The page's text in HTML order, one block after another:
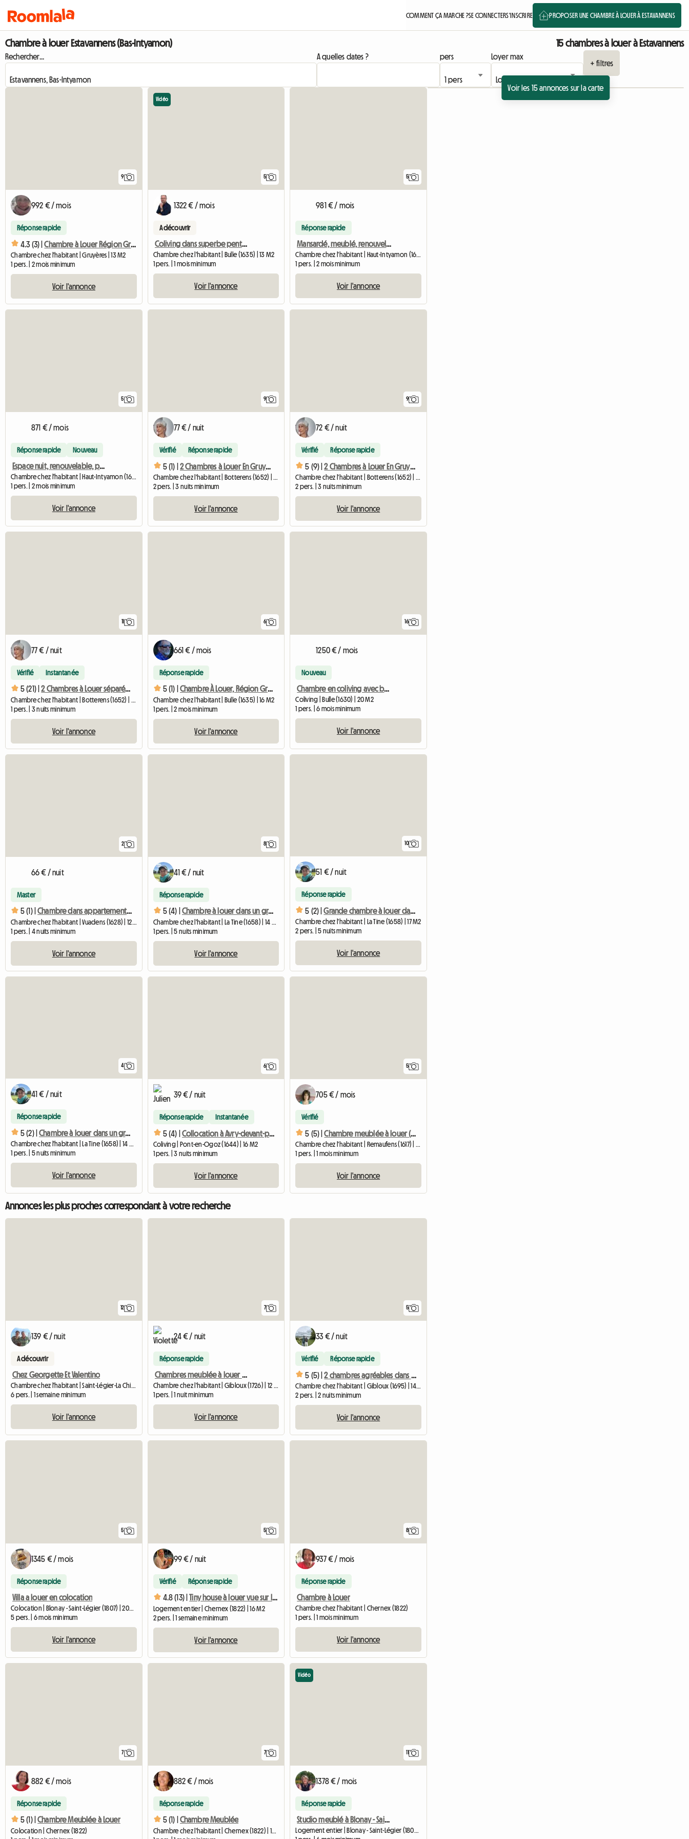
COMMENT ÇA MARCHE ?SE CONNECTERS'INSCRIRE PROPOSER UNE CHAMBRE À LOUER À ESTAVANNENS
Chambre à louer Estavannens (Bas-Intyamon) 15 chambres à louer à Estavannens
Rechercher... A quelles dates ? pers
Loyer max
+ filtres
Voir les 15 annonces sur la carte
9
992 € / mois
Réponse rapide
4.3 (3) | Chambre à Louer Région Gruyèrienne
Chambre chez l'habitant | Gruyères | 13 M2
1 pers. | 2 mois minimum
Voir l'annonce
5
Vidéo
1322 € / mois
A découvrir
Coliving dans superbe penthouse de 130 m². Terrasse avec jacuzzi
Chambre chez l'habitant | Bulle (1635) | 13 M2
1 pers. | 1 mois minimum
Voir l'annonce
5
981 € / mois
Réponse rapide
Mansardé, meublé, renouvelable, flexible, préavis de 1 mois
Chambre chez l'habitant | Haut-Intyamon (1669) | 14 M2
1 pers. | 2 mois minimum
Voir l'annonce
5
871 € / mois
Réponse rapide Nouveau
Espace nuit, renouvelable, préavis d'un mois à 1669 Neirivue
Chambre chez l'habitant | Haut-Intyamon (1669) | 15 M2
1 pers. | 2 mois minimum
Voir l'annonce
9
77 € / nuit
Vérifié Réponse rapide
5 (1) | 2 Chambres à Louer En Gruyère Suisse (Kopieren)
Chambre chez l'habitant | Botterens (1652) | 12 M2
2 pers. | 3 nuits minimum
Voir l'annonce
9
72 € / nuit
Vérifié Réponse rapide
5 (9) | 2 Chambres à Louer En Gruyère Suisse (Kopieren)
Chambre chez l'habitant | Botterens (1652) | 12 M2
2 pers. | 3 nuits minimum
Voir l'annonce
11
77 € / nuit
Vérifié Instantanée
5 (21) | 2 Chambres à Louer séparément En Gruyère Suisse
1 pers. | 3 nuits minimum
Voir l'annonce
6
661 € / mois
Réponse rapide
5 (1) | Chambre À Louer, Région Gruyère, Bulle
Chambre chez l'habitant | Bulle (1635) | 16 M2
1 pers. | 2 mois minimum
Voir l'annonce
16
1250 € / mois
Nouveau
Chambre en coliving avec balcon privé et vue dégagée
Coliving | Bulle (1630) | 20 M2
1 pers. | 6 mois minimum
Voir l'annonce
2
66 € / nuit
Master
5 (1) | Chambre dans appartement 4.5 pièces au rez-de-chaussée
Chambre chez l'habitant | Vuadens (1628) | 12 M2
1 pers. | 4 nuits minimum
Voir l'annonce
8
41 € / nuit
Réponse rapide
5 (4) | Chambre à louer dans un grand chalet - 1pJ
Chambre chez l'habitant | La Tine (1658) | 14 M2
1 pers. | 5 nuits minimum
Voir l'annonce
10
51 € / nuit
Réponse rapide
5 (2) | Grande chambre à louer dans un grand chalet -
Chambre chez l'habitant | La Tine (1658) | 17 M2
2 pers. | 5 nuits minimum
Voir l'annonce
4
41 € / nuit
Réponse rapide
5 (2) | Chambre à louer dans un grand chalet - 1pR
Chambre chez l'habitant | La Tine (1658) | 14 M2
1 pers. | 5 nuits minimum
Voir l'annonce
6
39 € / nuit
Réponse rapide Instantanée
5 (4) | Collocation à Avry-devant-pont
Coliving | Pont-en-Ogoz (1644) | 16 M2
1 pers. | 3 nuits minimum
Voir l'annonce
5
705 € / mois
Vérifié
5 (5) | Chambre meublée à louer (20 min. de Vevey, Bulle, Lausanne)
Chambre chez l'habitant | Remaufens (1617) | 15 M2
1 pers. | 1 mois minimum
Voir l'annonce
Annonces les plus proches correspondant à votre recherche
12
139 € / nuit
A découvrir
Chez Georgette Et Valentino
Chambre chez l'habitant | Saint-Légier-La Chiésaz
6 pers. | 1 semaine minimum
Voir l'annonce
7
24 € / nuit
Réponse rapide
Chambres meublée à louer au mois
Chambre chez l'habitant | Gibloux (1726) | 12 M2
1 pers. | 1 nuit minimum
Voir l'annonce
5
33 € / nuit
Vérifié Réponse rapide
5 (5) | 2 chambres agréables dans un cadre bucolique
Chambre chez l'habitant | Gibloux (1695) | 14 M2
2 pers. | 2 nuits minimum
Voir l'annonce
5
1345 € / mois
Réponse rapide
Villa a louer en colocation
Colocation | Blonay - Saint-Légier (1807) | 200 M2
5 pers. | 6 mois minimum
Voir l'annonce
5
99 € / nuit
Vérifié Réponse rapide
4.8 (13) | Tiny house à louer vue sur le lac
Logement entier | Chernex (1822) | 16 M2
2 pers. | 1 semaine minimum
Voir l'annonce
8
937 € / mois
Réponse rapide
Chambre à Louer
Chambre chez l'habitant | Chernex (1822)
1 pers. | 1 mois minimum
Voir l'annonce
7
882 € / mois
Réponse rapide
5 (1) | Chambre Meublée à Louer
Colocation | Chernex (1822)
7
882 € / mois
Réponse rapide
5 (1) | Chambre Meublée
Chambre chez l'habitant | Chernex (1822) | 15 M2
11
Vidéo
1378 € / mois
Réponse rapide
Studio meublé à Blonay - Saint-Légier
Logement entier | Blonay - Saint-Légier (1806) | 24 M2